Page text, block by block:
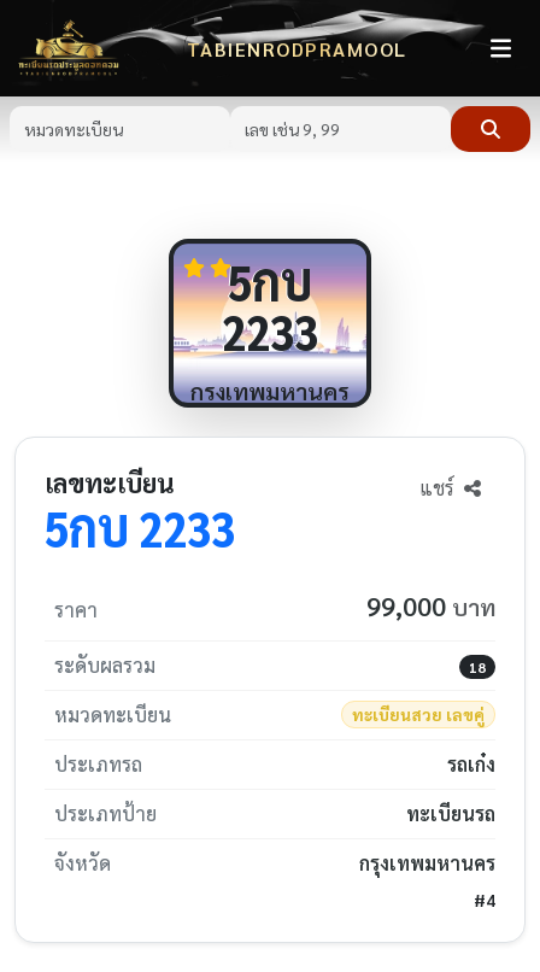
TABIENRODPRAMOOL
5กบ
2233
กรุงเทพมหานคร
เลขทะเบียน
5กบ 2233
แชร์
ราคา 99,000 บาท
ระดับผลรวม 18
หมวดทะเบียน ทะเบียนสวย เลขคู่
ประเภทรถ
รถเก๋ง
ประเภทป้าย
ทะเบียนรถ
จังหวัด
กรุงเทพมหานคร
#4